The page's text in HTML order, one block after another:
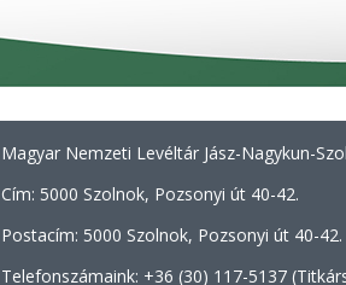
Magyar Nemzeti Levéltár Jász-Nagykun-
Cím: 5000 Szolnok, Pozsonyi út 40-42.
Postacím: 5000 Szolnok, Pozsonyi út 40-42.
Telefonszámaink: +36 (30) 117-5137